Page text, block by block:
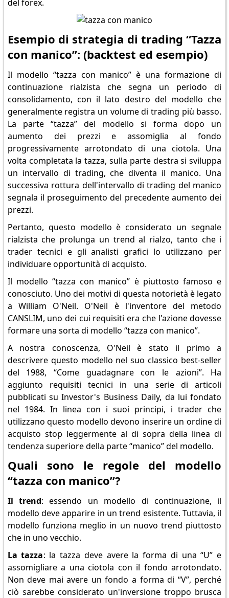
del forex.
Esempio di strategia di trading “Tazza
con manico”: (backtest ed esempio)
Il modello “tazza con manico” è una formazione di
continuazione rialzista che segna un periodo di
consolidamento, con il lato destro del modello che
generalmente registra un volume di trading più basso.
La parte “tazza” del modello si forma dopo un
aumento dei prezzi e assomiglia al fondo
progressivamente arrotondato di una ciotola. Una
volta completata la tazza, sulla parte destra si sviluppa
un intervallo di trading, che diventa il manico. Una
successiva rottura dell'intervallo di trading del manico
segnala il proseguimento del precedente aumento dei
prezzi.
Pertanto, questo modello è considerato un segnale
rialzista che prolunga un trend al rialzo, tanto che i
trader tecnici e gli analisti grafici lo utilizzano per
individuare opportunità di acquisto.
Il modello “tazza con manico” è piuttosto famoso e
conosciuto. Uno dei motivi di questa notorietà è legato
a William O'Neil. O'Neil è l'inventore del metodo
CANSLIM, uno dei cui requisiti era che l'azione dovesse
formare una sorta di modello “tazza con manico”.
A nostra conoscenza, O'Neil è stato il primo a
descrivere questo modello nel suo classico best-seller
del 1988, “Come guadagnare con le azioni”. Ha
aggiunto requisiti tecnici in una serie di articoli
pubblicati su Investor's Business Daily, da lui fondato
nel 1984. In linea con i suoi principi, i trader che
utilizzano questo modello devono inserire un ordine di
acquisto stop leggermente al di sopra della linea di
tendenza superiore della parte “manico” del modello.
Quali sono le regole del modello
“tazza con manico”?
Il trend: essendo un modello di continuazione, il
modello deve apparire in un trend esistente. Tuttavia, il
modello funziona meglio in un nuovo trend piuttosto
che in uno vecchio.
La tazza: la tazza deve avere la forma di una “U” e
assomigliare a una ciotola con il fondo arrotondato.
Non deve mai avere un fondo a forma di “V”, perché
ciò sarebbe considerato un'inversione troppo brusca